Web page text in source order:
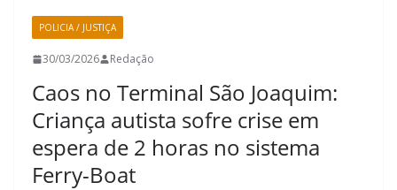
POLICIA / JUSTIÇA
30/03/2026 Redação
Caos no Terminal São Joaquim:
Criança autista sofre crise em
espera de 2 horas no sistema
Ferry-Boat